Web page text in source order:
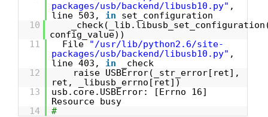
packages/usb/backend/libusb10.py" ,
line 503, in
set_configuration
10
config_value))
11
File
"/usr/lib/python2.6/site-
packages/usb/backend/libusb10.py" ,
line 403, in
_check
12
raise USBError(_str_error[ret],
ret, _libusb_errno[ret])
13
usb.core.USBError: [Errno 16]
Resource busy
14
#